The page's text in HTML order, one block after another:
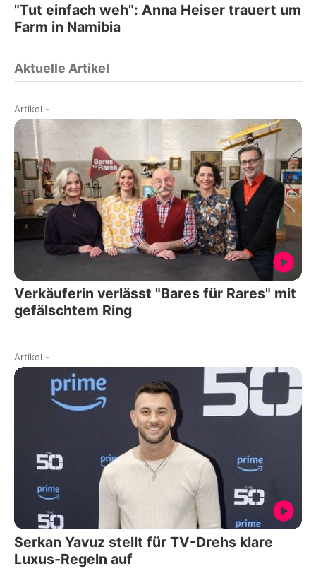
"Tut einfach weh": Anna Heiser trauert um
Farm in Namibia
Aktuelle Artikel
Artikel -
Verkäuferin verlässt "Bares für Rares" mit
gefälschtem Ring
Artikel -
Serkan Yavuz stellt für TV-Drehs klare
Luxus-Regeln auf